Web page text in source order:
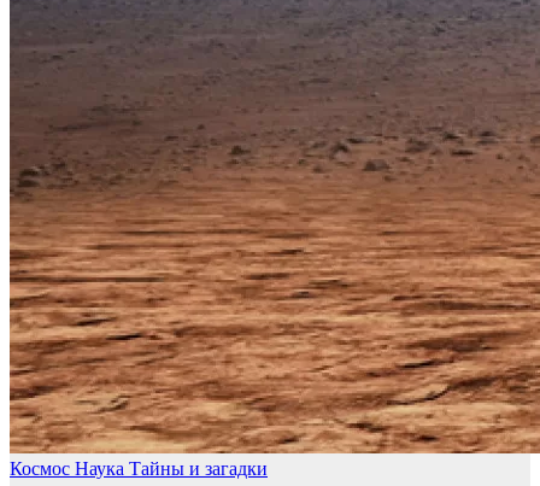
Космос Наука Тайны и загадки